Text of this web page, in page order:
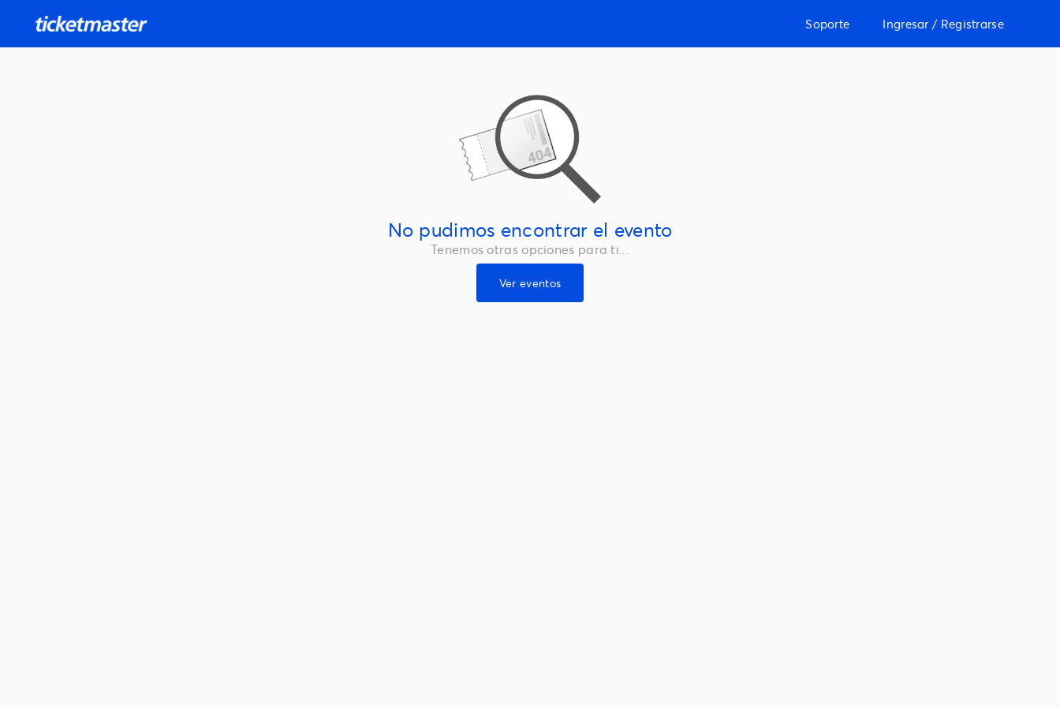
Soporte Ingresar / Registrarse
No pudimos encontrar el evento
Tenemos otras opciones para ti...
Ver eventos